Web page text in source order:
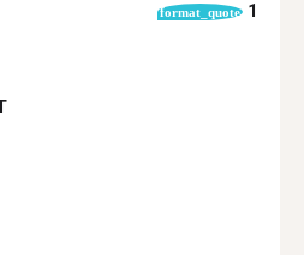
format_quote 1